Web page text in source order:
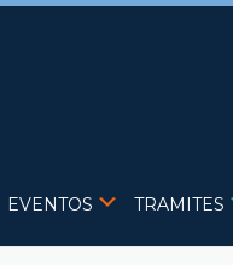
EVENTOS TRAMITES